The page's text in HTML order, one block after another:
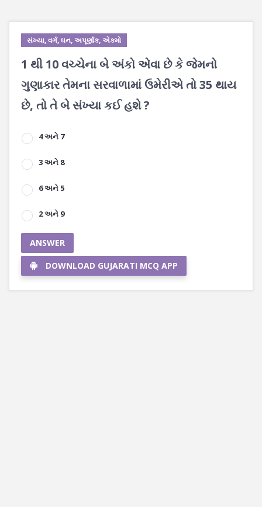
સંખ્યા, વર્ગ, ઘન, અપૂર્ણાંક, એકમો
1 થી 10 વચ્ચેના બે અંકો એવા છે કે જેમનો
ગુણાકાર તેમના સરવાળામાં ઉમેરીએ તો 35 થાય
છે, તો તે બે સંખ્યા કઈ હશે ?
4 અને 7
3 અને 8
6 અને 5
2 અને 9
ANSWER
DOWNLOAD GUJARATI MCQ APP